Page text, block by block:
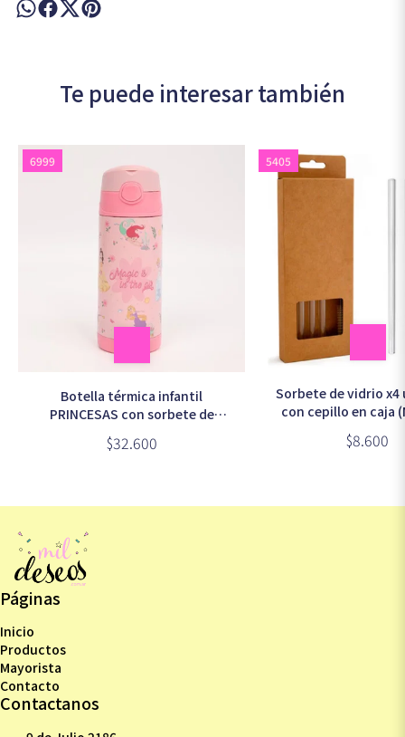
Te puede interesar también
6999
Botella térmica infantil
PRINCESAS con sorbete de
$32.600
5405
Sorbete de vidrio x4
con cepillo en caja
$8.600
Páginas
Inicio
Productos
Mayorista
Contacto
Contactanos